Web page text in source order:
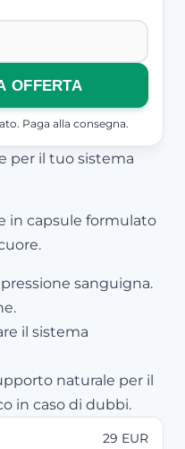
OFFERTA
Paga alla consegna.
per il tuo sistema
in capsule formulato
sanguigna.
il sistema
naturale per il
in caso di dubbi.
29 EUR